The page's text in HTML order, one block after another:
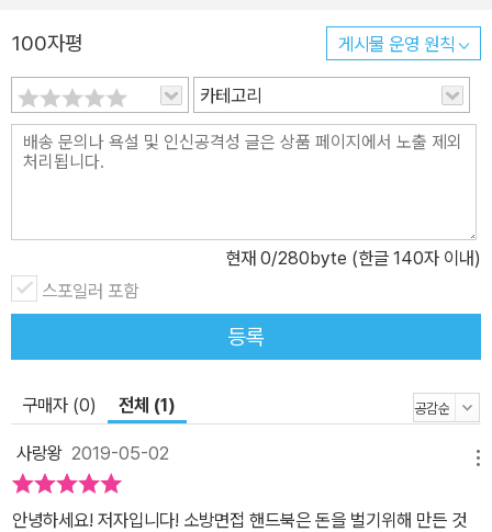
필 • 경찰면접 바이블 집필 • 경찰면접 면접노트 집필 • 소방면접 기
출Zip 집필 • 소방면접 GUIDE • 소방면접 핸드북 • 서울시 면접 기
출Zip 집필 • 대학강의용 NCS 기본교재 집필 • 지방직&교육행정직
면접 기출Zip 집필 • 경영지도사 1차 기본서 세트 • 와우패스 JOB N
CS 직업기초능력평가 단기완성 입문서 • 차근욱의 적중 PMAT 모
의고사 • 와우패스 JOB NH농협은행 5급 NCS 직무능력평가&논술
초능력평가 한번에 패스하기 한국철도시설공단 • NCS 직업기초능
력평가 한번에 패스하기 한전KDN편 • 2017 NCS 직업기초능력평
가 근로복지공단 • 2020 하반기대비 EBS 와우패스JOB 우리은행
Final 실전모의고사 • 2020 하반기 EBS와우패스JOB 국민건강보
험공단 봉투모의고사 • 2020 하반기 EBS 와우패스 JOB 은행필기
시험 통합마스터 금융/경제/경영/은행직무 + NCS직업기초능력평
가 • 2020 하반기 EBS 와우패스JOB NCS 통합마스터 직업기초
능력평가+직무수행능력평가 • 2020 하반기 EBS 고졸채용 통합마
스터 NCS • 2016 NCS 직업기초능력평가 한번에 패스하기 한국산
업인력공단편 • 2020 EBS 와우패스JOB 우리은행 기출유형분석
100자평 게시물 운영 원칙
카테고리
현재 0/280byte (한글 140자 이내)
스포일러 포함
등록
구매자 (0) 전체 (1)
사랑왕 2019-05-02
안녕하세요! 저자입니다! 소방면접 핸드북은 돈을 벌기위해 만든 것